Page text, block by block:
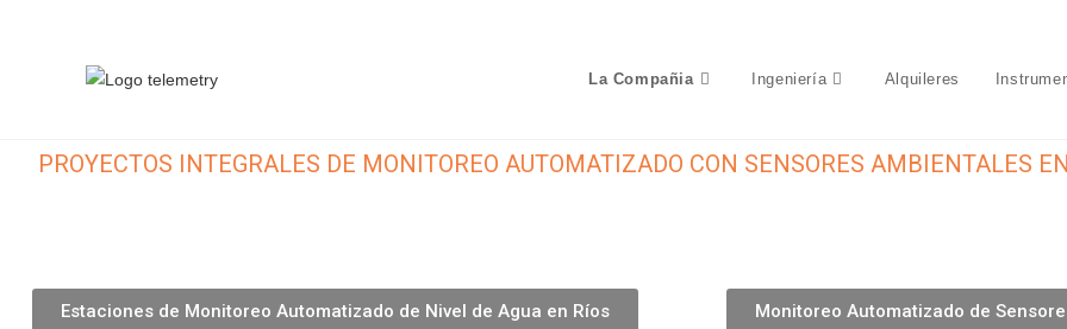
La Compañia  Ingeniería  Alquileres
PROYECTOS INTEGRALES DE MONITOREO AUTOMATIZADO CON SENSORES AMBIENTALES
Estaciones de Monitoreo Automatizado de Nivel de Agua en Ríos Monitoreo Automatizado de